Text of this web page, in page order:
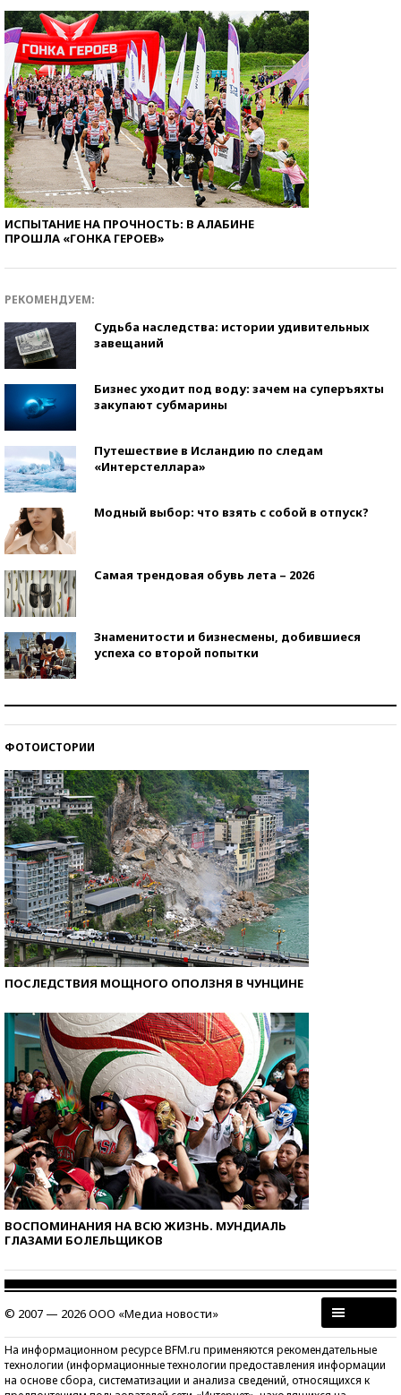
ИСПЫТАНИЕ НА ПРОЧНОСТЬ: В АЛАБИНЕ
ПРОШЛА «ГОНКА ГЕРОЕВ»
РЕКОМЕНДУЕМ:
Судьба наследства: истории удивительных
завещаний
Бизнес уходит под воду: зачем на суперъяхты
закупают субмарины
Путешествие в Исландию по следам
«Интерстеллара»
Модный выбор: что взять с собой в отпуск?
Самая трендовая обувь лета – 2026
Знаменитости и бизнесмены, добившиеся
успеха со второй попытки
ФОТОИСТОРИИ
ПОСЛЕДСТВИЯ МОЩНОГО ОПОЛЗНЯ В ЧУНЦИНЕ
ВОСПОМИНАНИЯ НА ВСЮ ЖИЗНЬ. МУНДИАЛЬ
ГЛАЗАМИ БОЛЕЛЬЩИКОВ
© 2007 — 2026 ООО «Медиа новости»
На информационном ресурсе BFM.ru применяются рекомендательные
технологии (информационные технологии предоставления информации
на основе сбора, систематизации и анализа сведений, относящихся к